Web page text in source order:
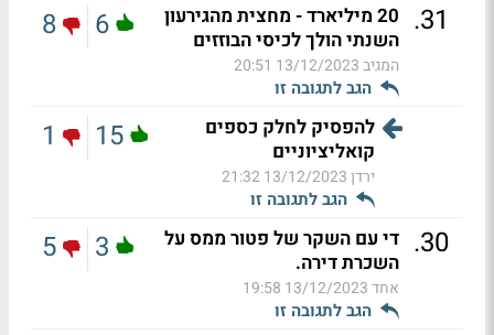
31
.
20 מיליארד - מחצית מהגירעון
השנתי הולך לכיסי הבוזזים
המגיב13/12/2023 20:51
הגב לתגובה זו
6
8
להפסיק לחלק כספים
קואליציוניים
ירדן13/12/2023 21:32
הגב לתגובה זו
15
1
30
. די עם השקר של פטור ממס על
השכרת דירה.
אחד13/12/2023 19:58
הגב לתגובה זו
3
5